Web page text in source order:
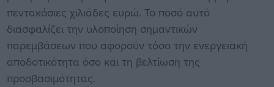
πεντακόσιες χιλιάδες ευρώ. Το ποσό αυτό
διασφαλίζει την υλοποίηση σημαντικών
παρεμβάσεων που αφορούν τόσο την ενεργειακή
αποδοτικότητα όσο και τη βελτίωση της
προσβασιμότητας.